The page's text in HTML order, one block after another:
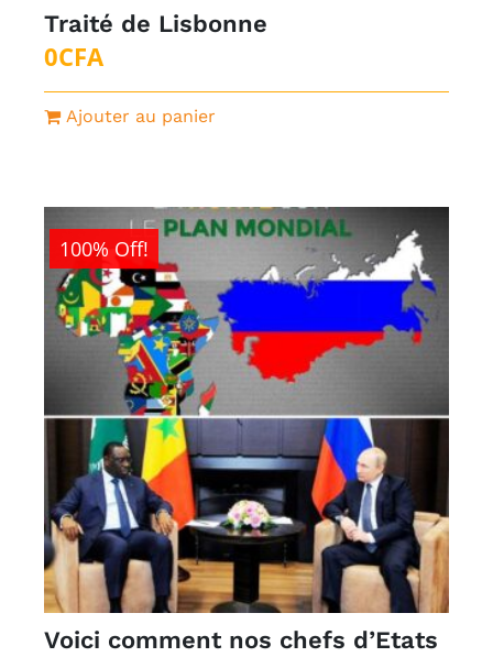
Traité de Lisbonne
0CFA
Ajouter au panier
100% Off!
Voici comment nos chefs d’Etats